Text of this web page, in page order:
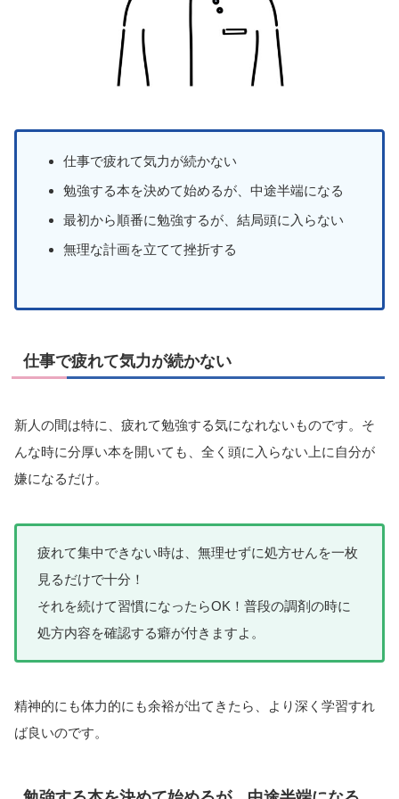
仕事で疲れて気力が続かない
勉強する本を決めて始めるが、中途半端になる
最初から順番に勉強するが、結局頭に入らない
無理な計画を立てて挫折する
仕事で疲れて気力が続かない
新人の間は特に、疲れて勉強する気になれないものです。そ
んな時に分厚い本を開いても、全く頭に入らない上に自分が
嫌になるだけ。
疲れて集中できない時は、無理せずに処方せんを一枚
見るだけで十分！
それを続けて習慣になったらOK！普段の調剤の時に
処方内容を確認する癖が付きますよ。
精神的にも体力的にも余裕が出てきたら、より深く学習すれ
ば良いのです。